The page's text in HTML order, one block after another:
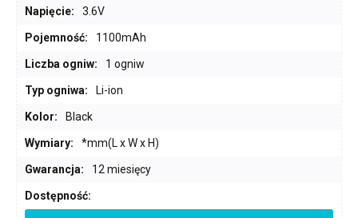
Napięcie: 3.6V
Pojemność: 1100mAh
Liczba ogniw: 1 ogniw
Typ ogniwa: Li-ion
Kolor: Black
Wymiary: *mm(L x W x H)
Gwarancja: 12 miesięcy
Dostępność: